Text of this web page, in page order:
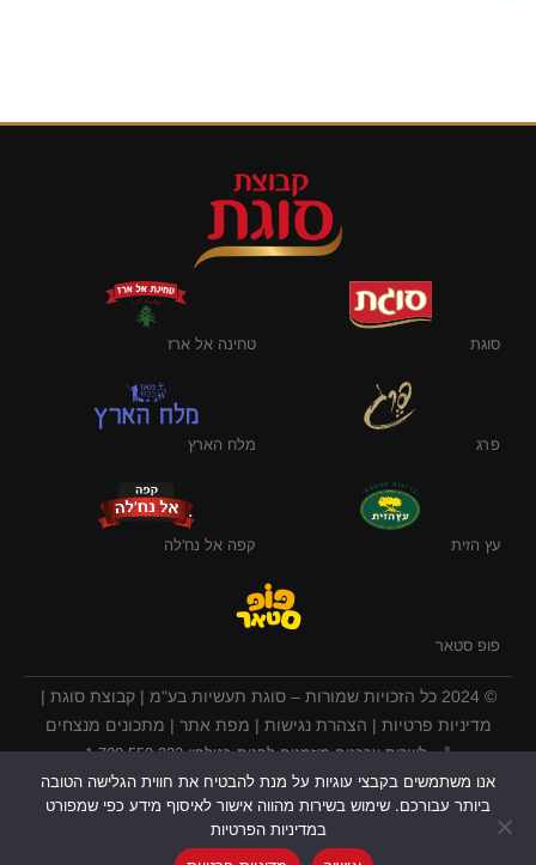
סוגת טחינה אל ארז
פרג מלח הארץ
עץ הזית קפה אל נח'לה
פופ סטאר
© 2024 כל הזכויות שמורות – סוגת תעשיות בע"מ | קבוצת סוגת |
מדיניות פרטיות | הצהרת נגישות | מפת אתר | מתכונים מנצחים
לשרות צרכנים מוזמנים לפנות בטלפון 1-700-550-222
רח' שבט 5, קריית גת
עודכן לאחרונה ב: 09.07.2026
אנו משתמשים בקבצי עוגיות על מנת להבטיח את חווית הגלישה הטובה
ביותר עבורכם. שימוש בשירות מהווה אישור לאיסוף מידע כפי שמפורט
במדיניות הפרטיות